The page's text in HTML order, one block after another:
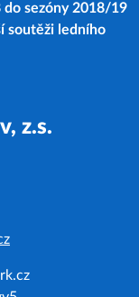
sezóny 2018/19
soutěži ledního
z.s.